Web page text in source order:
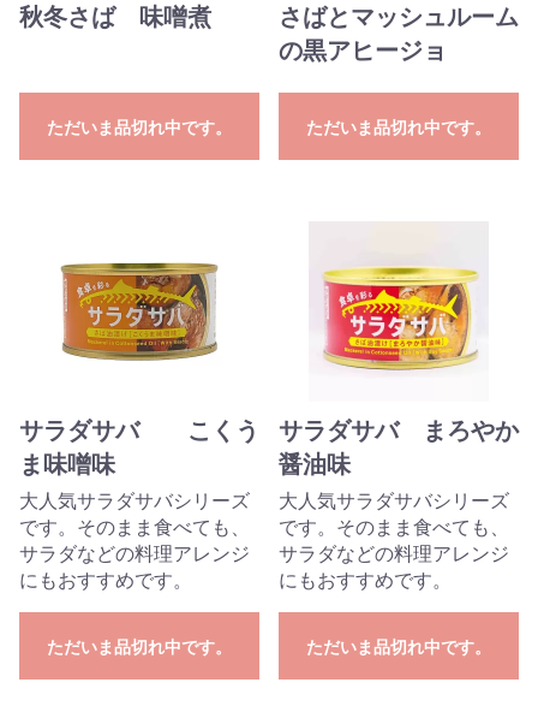
秋冬さば 味噌煮
ただいま品切れ中です。
さばとマッシュルーム
の黒アヒージョ
ただいま品切れ中です。
サラダサバ こくう
ま味噌味
大人気サラダサバシリーズ
です。そのまま食べても、
サラダなどの料理アレンジ
にもおすすめです。
ただいま品切れ中です。
サラダサバ まろやか
醤油味
大人気サラダサバシリーズ
です。そのまま食べても、
サラダなどの料理アレンジ
にもおすすめです。
ただいま品切れ中です。